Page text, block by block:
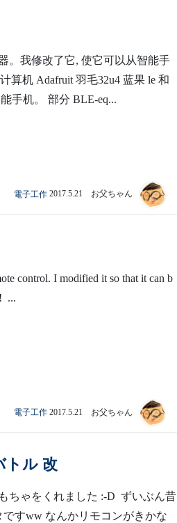
。我修改了它, 使它可以从智能手
算机 Adafruit 羽毛32u4 蓝果 le 和
手机。 部分 BLE-eq...
電子工作 2017.5.21 お父ちゃん
control. I modified it so that it can b
...
電子工作 2017.5.21 お父ちゃん
トル 改
ちゃをくれました :-D ずいぶん昔
すww なんかリモコンがきかな